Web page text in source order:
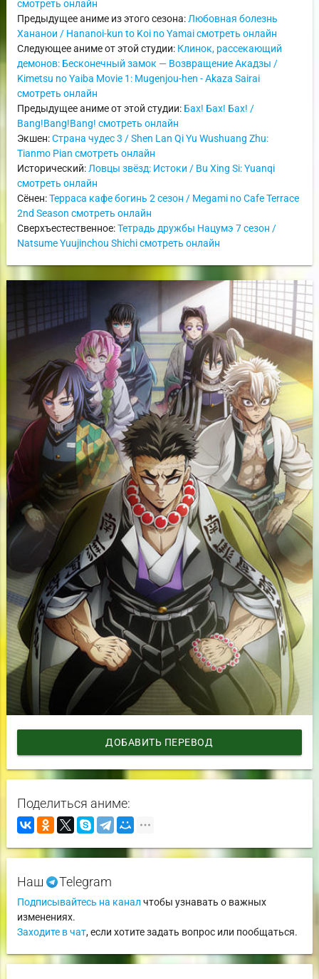
смотреть онлайн
Предыдущее аниме из этого сезона: Любовная болезнь
Хананои / Hananoi-kun to Koi no Yamai смотреть онлайн
Следующее аниме от этой студии: Клинок, рассекающий
демонов: Бесконечный замок — Возвращение Акадзы /
Kimetsu no Yaiba Movie 1: Mugenjou-hen - Akaza Sairai
смотреть онлайн
Предыдущее аниме от этой студии: Бах! Бах! Бах! /
Bang!Bang!Bang! смотреть онлайн
Экшен:Страна чудес 3 / Shen Lan Qi Yu Wushuang Zhu:
Tianmo Pian смотреть онлайн
Исторический: Ловцы звёзд: Истоки / Bu Xing Si: Yuanqi
смотреть онлайн
Сёнен:Терраса кафе богинь 2 сезон / Megami no Cafe Terrace
2nd Season смотреть онлайн
Сверхъестественное:Тетрадь дружбы Нацумэ 7 сезон /
Natsume Yuujinchou Shichi смотреть онлайн
ДОБАВИТЬ ПЕРЕВОД
Поделиться аниме:
Наш Telegram
Подписывайтесь на канал чтобы узнавать о важных
изменениях.
Заходите в чат, если хотите задать вопрос или пообщаться.